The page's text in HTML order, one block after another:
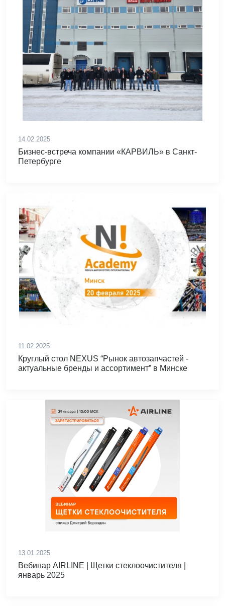
14.02.2025
Бизнес-встреча компании «КАРВИЛЬ» в Санкт-
Петербурге
11.02.2025
Круглый стол NEXUS “Рынок автозапчастей -
актуальные бренды и ассортимент” в Минске
13.01.2025
Вебинар AIRLINE | Щетки стеклоочистителя |
январь 2025